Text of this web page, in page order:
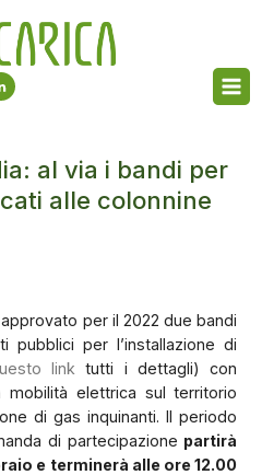
al via i bandi per
alle colonnine
per il 2022 due bandi
pubblici per l’installazione di
link tutti i dettagli) con
mobilità elettrica sul territorio
di gas inquinanti. Il periodo
di partecipazione partirà
e terminerà alle ore 12.00